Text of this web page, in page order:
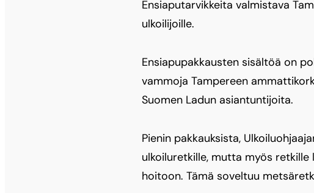
Ensiaputarvikkeita valmistava
ulkoilijoille.
Ensiapupakkausten sisältöä on
vammoja Tampereen
Suomen Ladun asiantuntijoita.
Pienin pakkauksista,
ulkoiluretkille, mutta myös
hoitoon. Tämä soveltuu